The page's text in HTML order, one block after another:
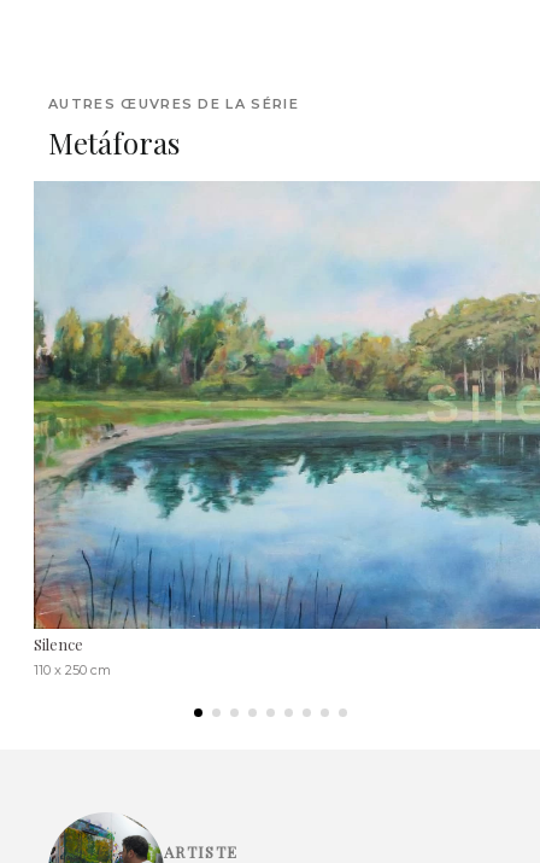
AUTRES ŒUVRES DE LA SÉRIE
Metáforas
Silence
110 x 250 cm
ARTISTE